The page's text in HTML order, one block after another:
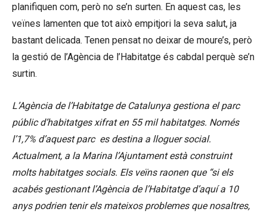
planifiquen com, però no se’n surten. En aquest cas, les
veïnes lamenten que tot això empitjori la seva salut, ja
bastant delicada. Tenen pensat no deixar de moure’s, però
la gestió de l’Agència de l’Habitatge és cabdal perquè se’n
surtin.
L’Agència de l’Habitatge de Catalunya gestiona el parc
públic d’habitatges xifrat en 55 mil habitatges. Només
l’1,7% d’aquest parc es destina a lloguer social.
Actualment, a la Marina l’Ajuntament està construint
molts habitatges socials. Els veïns raonen que “si els
acabés gestionant l’Agència de l’Habitatge d’aquí a 10
anys podrien tenir els mateixos problemes que nosaltres,